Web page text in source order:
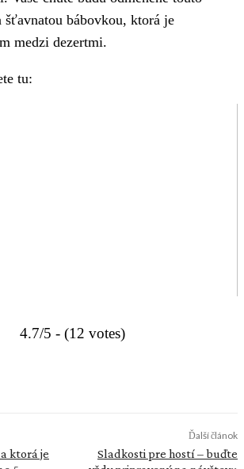
šťavnatou bábovkou, ktorá je
medzi dezertmi.
tu:
4.7/5 - (12 votes)
ktorá je
Ďalší článok
Sladkosti pre hostí – buďte